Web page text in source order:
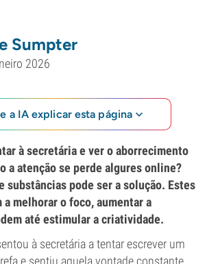
Sumpter
2026
a IA explicar esta página
à secretária e ver o aborrecimento
a atenção se perde algures online?
substâncias pode ser a solução. Estes
a melhorar o foco, aumentar a
até estimular a criatividade.
à secretária a tentar escrever um
e sentiu aquela vontade constante